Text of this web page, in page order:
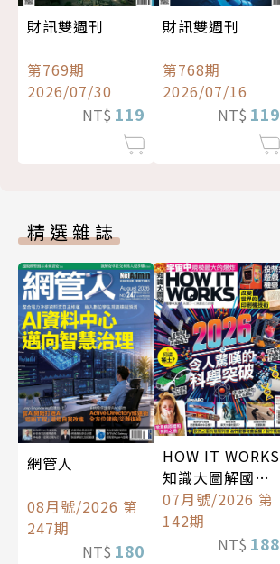
財訊雙週刊
第769期
2026/07/30
NT$ 119
財訊雙週刊
第768期
2026/07/16
NT$ 119
精選雜誌
網管人
08月號/2026 第
247期
NT$ 180
HOW IT WORKS
知識大圖解國際
中文版
07月號/2026 第
142期
NT$ 188